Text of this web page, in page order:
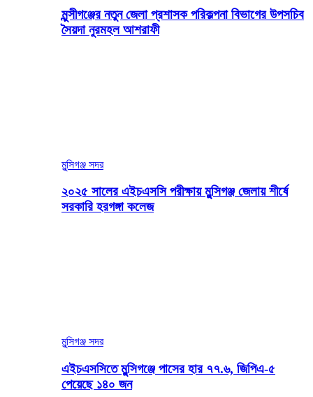
মুন্সীগঞ্জের নতুন জেলা প্রশাসক পরিকল্পনা বিভাগের উপসচিব
সৈয়দা নুরমহল আশরাফী
মুন্সিগঞ্জ সদর
২০২৫ সালের এইচএসসি পরীক্ষায় মুন্সিগঞ্জ জেলায় শীর্ষে
সরকারি হরগঙ্গা কলেজ
মুন্সিগঞ্জ সদর
এইচএসসিতে মুন্সিগঞ্জে পাসের হার ৭৭.৬, জিপিএ-৫
পেয়েছে ১৪০ জন